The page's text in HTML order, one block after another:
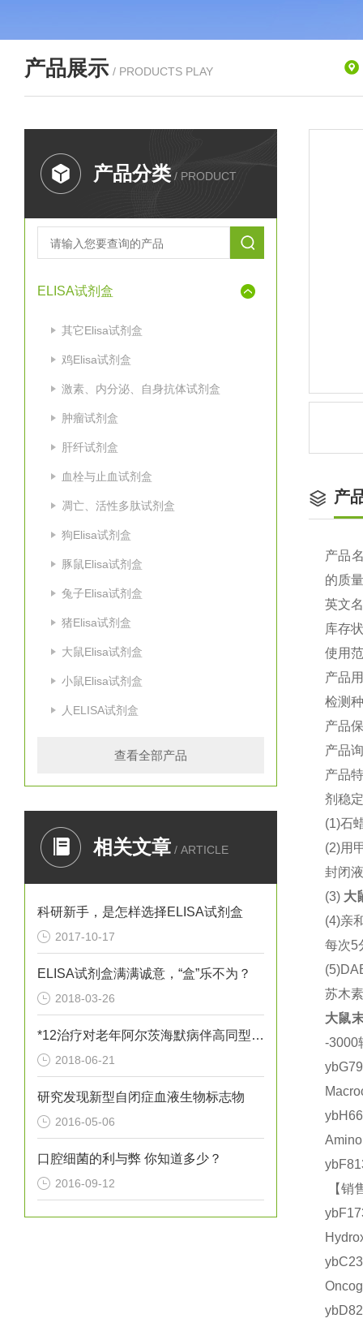
产品展示 / PRODUCTS PLAY
产品分类 / PRODUCT
ELISA试剂盒
其它Elisa试剂盒
鸡Elisa试剂盒
激素、内分泌、自身抗体试剂盒
肿瘤试剂盒
肝纤试剂盒
血栓与止血试剂盒
凋亡、活性多肽试剂盒
狗Elisa试剂盒
豚鼠Elisa试剂盒
兔子Elisa试剂盒
猪Elisa试剂盒
大鼠Elisa试剂盒
小鼠Elisa试剂盒
人ELISA试剂盒
查看全部产品
相关文章 / ARTICLE
科研新手，是怎样选择ELISA试剂盒
2017-10-17
ELISA试剂盒满满诚意，“盒”乐不为？
2018-03-26
*12治疗对老年阿尔茨海默病伴高同型半胱胺酸血症患者血清炎性因子
2018-06-21
研究发现新型自闭症血液生物标志物
2016-05-06
口腔细菌的利与弊 你知道多少？
2016-09-12
产
产品
的质
英文
库存
使用
产品
检测
产品
产品
产品
剂稳
(1)石
(2)用
封闭
(3) 大
(4)亲
每次5
苏木
大鼠
-3000
【销